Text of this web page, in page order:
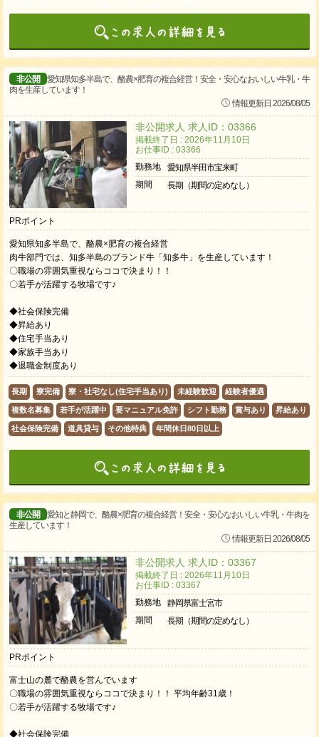
非公開
愛知県知多半島で、酪農×肥育の複合経営！安全・安心なおいしい牛乳・牛
肉を生産しています！
情報更新日 2026/08/05
非公開求人 求人ID：03366
掲載終了日 : 2026年11月10日
お仕事ID : 03366
勤務地
愛知県半田市宝来町
期間
長期（期間の定めなし）
PRポイント
愛知県知多半島で、酪農×肥育の複合経営
肉牛部門では、知多半島のブランド牛「知多牛」を生産しています！
〇職場の雰囲気重視ならココで決まり！！
〇若手が活躍する牧場です♪
◆社会保険完備
◆昇給あり
◆住宅手当あり
◆家族手当あり
◆退職金制度あり
長期 寮完備 寮・社宅なし(住宅手当あり) 未経験歓迎 経験者優遇
複数名募集 若手が活躍中 要マニュアル免許 シフト勤務 賞与あり 昇給あり
社会保険完備 道具貸与 その他特典 年間休日80日以上
非公開
愛知と静岡で、酪農×肥育の複合経営！安全・安心なおいしい牛乳・牛肉を
生産しています！
情報更新日 2026/08/05
非公開求人 求人ID：03367
掲載終了日 : 2026年11月10日
お仕事ID : 03367
勤務地
静岡県富士宮市
期間
長期（期間の定めなし）
PRポイント
富士山の麓で酪農を営んでいます
〇職場の雰囲気重視ならココで決まり！！ 平均年齢31歳！
〇若手が活躍する牧場です♪
◆社会保険完備